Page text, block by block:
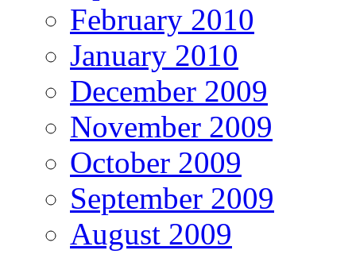
February 2010
January 2010
December 2009
November 2009
October 2009
September 2009
August 2009